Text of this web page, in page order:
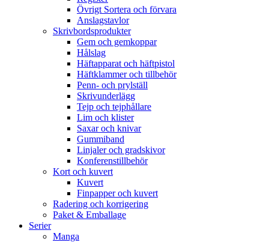
Övrigt Sortera och förvara
Anslagstavlor
Skrivbordsprodukter
Gem och gemkoppar
Hålslag
Häftapparat och häftpistol
Häftklammer och tillbehör
Penn- och prylställ
Skrivunderlägg
Tejp och tejphållare
Lim och klister
Saxar och knivar
Gummiband
Linjaler och gradskivor
Konferenstillbehör
Kort och kuvert
Kuvert
Finpapper och kuvert
Radering och korrigering
Paket & Emballage
Serier
Manga